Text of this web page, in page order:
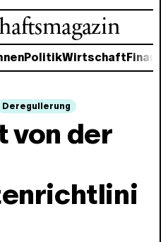
PolitikWirtschaft
Deregulierung
von der